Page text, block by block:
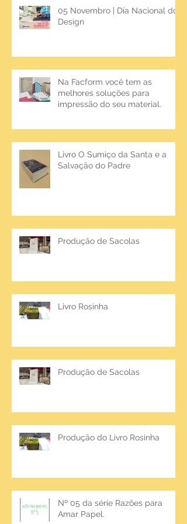
05 Novembro | Dia Nacional do
Design
Na Facform você tem as
melhores soluções para
impressão do seu material.
Livro O Sumiço da Santa e a
Salvação do Padre
Produção de Sacolas
Livro Rosinha
Produção de Sacolas
Produção do Livro Rosinha
Nº 05 da série Razões para
Amar Papel.